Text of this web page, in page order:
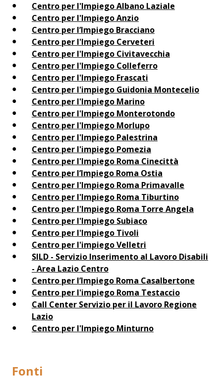
Centro per l'Impiego Albano Laziale
Centro per l'Impiego Anzio
Centro per l’Impiego Bracciano
Centro per l'Impiego Cerveteri
Centro per l'Impiego Civitavecchia
Centro per l'Impiego Colleferro
Centro per l'Impiego Frascati
Centro per l'impiego Guidonia Montecelio
Centro per l'Impiego Marino
Centro per l'Impiego Monterotondo
Centro per l'Impiego Morlupo
Centro per l'Impiego Palestrina
Centro per l'impiego Pomezia
Centro per l'Impiego Roma Cinecittà
Centro per l’Impiego Roma Ostia
Centro per l'Impiego Roma Primavalle
Centro per l'Impiego Roma Tiburtino
Centro per l'Impiego Roma Torre Angela
Centro per l'Impiego Subiaco
Centro per l'Impiego Tivoli
Centro per l'impiego Velletri
SILD - Servizio Inserimento al Lavoro Disabili
- Area Lazio Centro
Centro per l’Impiego Roma Casalbertone
Centro per l'impiego Roma Testaccio
Call Center Servizio per il Lavoro Regione
Lazio
Centro per l'Impiego Minturno
Fonti